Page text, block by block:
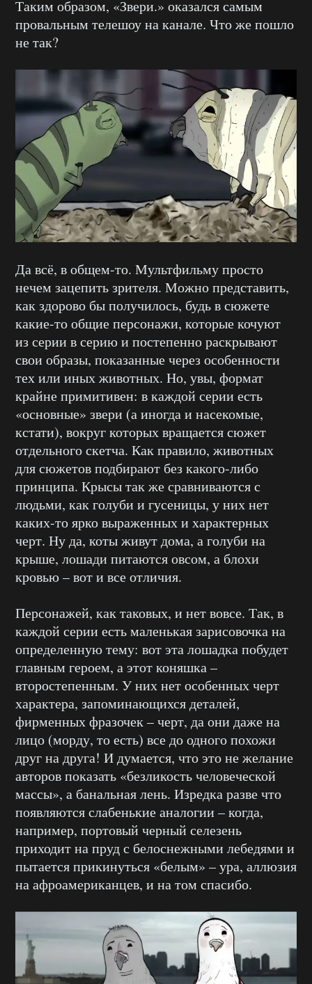
Таким образом, «Звери.» оказался самым
провальным телешоу на канале. Что же пошло
не так?
Да всё, в общем-то. Мультфильму просто
нечем зацепить зрителя. Можно представить,
как здорово бы получилось, будь в сюжете
какие-то общие персонажи, которые кочуют
из серии в серию и постепенно раскрывают
свои образы, показанные через особенности
тех или иных животных. Но, увы, формат
крайне примитивен: в каждой серии есть
«основные» звери (а иногда и насекомые,
кстати), вокруг которых вращается сюжет
отдельного скетча. Как правило, животных
для сюжетов подбирают без какого-либо
принципа. Крысы так же сравниваются с
людьми, как голуби и гусеницы, у них нет
каких-то ярко выраженных и характерных
черт. Ну да, коты живут дома, а голуби на
крыше, лошади питаются овсом, а блохи
кровью – вот и все отличия.
Персонажей, как таковых, и нет вовсе. Так, в
каждой серии есть маленькая зарисовочка на
определенную тему: вот эта лошадка побудет
главным героем, а этот коняшка –
второстепенным. У них нет особенных черт
характера, запоминающихся деталей,
фирменных фразочек – черт, да они даже на
лицо (морду, то есть) все до одного похожи
друг на друга! И думается, что это не желание
авторов показать «безликость человеческой
массы», а банальная лень. Изредка разве что
появляются слабенькие аналогии – когда,
например, портовый черный селезень
приходит на пруд с белоснежными лебедями и
пытается прикинуться «белым» – ура, аллюзия
на афроамериканцев, и на том спасибо.